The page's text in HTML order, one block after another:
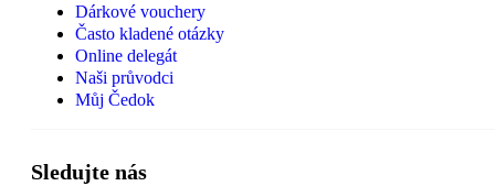
Dárkové vouchery
Často kladené otázky
Online delegát
Naši průvodci
Můj Čedok
Sledujte nás